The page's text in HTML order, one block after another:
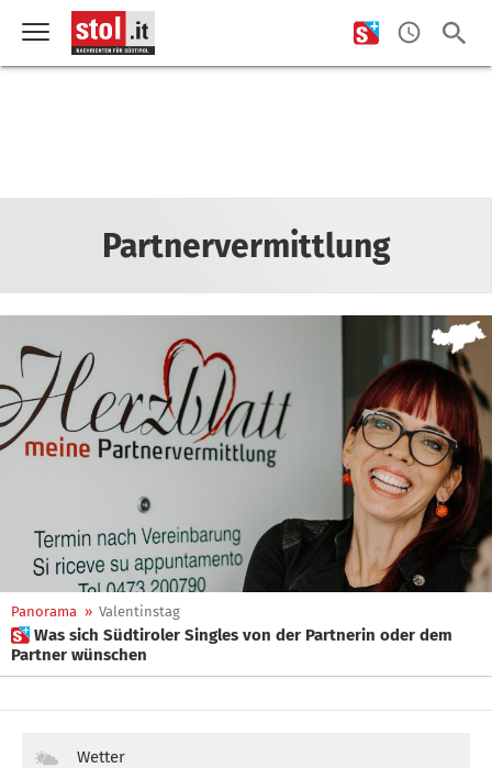
Partnervermittlung
Panorama » Valentinstag
 Was sich Südtiroler Singles von der Partnerin oder dem
Partner wünschen
Wetter